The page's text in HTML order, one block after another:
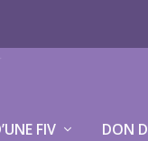
FIV DON